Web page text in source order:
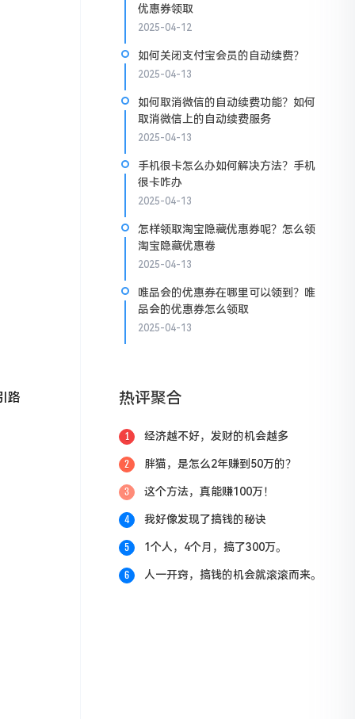
路
优惠券领取
2025-04-12
如何关闭支付宝会员的自动续费？
2025-04-13
如何取消微信的自动续费功能？如何
取消微信上的自动续费服务
2025-04-13
手机很卡怎么办如何解决方法？手机
很卡咋办
2025-04-13
怎样领取淘宝隐藏优惠券呢？怎么领
淘宝隐藏优惠卷
2025-04-13
唯品会的优惠券在哪里可以领到？唯
品会的优惠券怎么领取
2025-04-13
热评聚合
1 经济越不好，发财的机会越多
2 胖猫，是怎么2年赚到50万的？
3 这个方法，真能赚100万！
4 我好像发现了搞钱的秘诀
5 1个人，4个月，搞了300万。
6 人一开窍，搞钱的机会就滚滚而来。